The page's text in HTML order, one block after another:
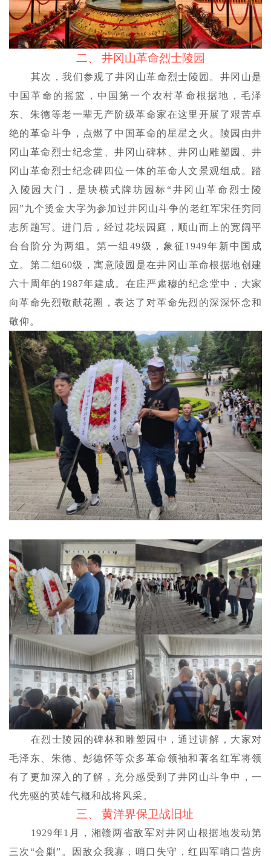
二、 井冈山革命烈士陵园
其次，我们参观了井冈山革命烈士陵园。井冈山是
中国革命的摇篮，中国第一个农村革命根据地，毛泽
东、朱德等老一辈无产阶级革命家在这里开展了艰苦卓
绝的革命斗争，点燃了中国革命的星星之火。陵园由井
冈山革命烈士纪念堂、井冈山碑林、井冈山雕塑园、井
冈山革命烈士纪念碑四位一体的革命人文景观组成。踏
入陵园大门，是块横式牌坊园标“井冈山革命烈士陵
园”九个烫金大字为参加过井冈山斗争的老红军宋任穷同
志所题写。进门后，经过花坛园庭，顺山而上的宽阔平
台台阶分为两组。第一组49级，象征1949年新中国成
立。第二组60级，寓意陵园是在井冈山革命根据地创建
六十周年的1987年建成。在庄严肃穆的纪念堂中，大家
向革命先烈敬献花圈，表达了对革命先烈的深深怀念和
敬仰。
在烈士陵园的碑林和雕塑园中，通过讲解，大家对
毛泽东、朱德、彭德怀等众多革命领袖和著名红军将领
有了更加深入的了解，充分感受到了井冈山斗争中，一
代先驱的英雄气概和战将风采。
三、 黄洋界保卫战旧址
1929年1月，湘赣两省敌军对井冈山根据地发动第
三次“会剿”。因敌众我寡，哨口失守，红四军哨口营房